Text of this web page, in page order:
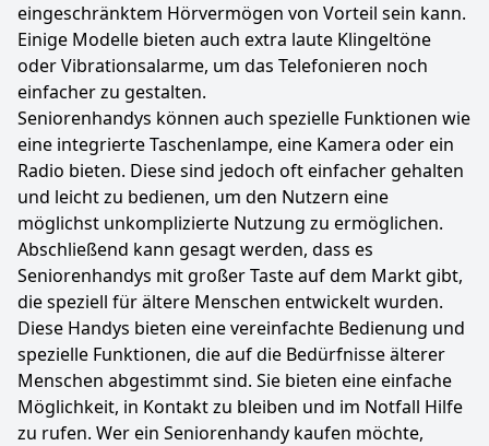
eingeschränktem Hörvermögen von Vorteil sein kann.
Einige Modelle bieten auch extra laute Klingeltöne
oder Vibrationsalarme, um das Telefonieren noch
einfacher zu gestalten.
Seniorenhandys können auch spezielle Funktionen wie
eine integrierte Taschenlampe, eine Kamera oder ein
Radio bieten. Diese sind jedoch oft einfacher gehalten
und leicht zu bedienen, um den Nutzern eine
möglichst unkomplizierte Nutzung zu ermöglichen.
Abschließend kann gesagt werden, dass es
Seniorenhandys mit großer Taste auf dem Markt gibt,
die speziell für ältere Menschen entwickelt wurden.
Diese Handys bieten eine vereinfachte Bedienung und
spezielle Funktionen, die auf die Bedürfnisse älterer
Menschen abgestimmt sind. Sie bieten eine einfache
Möglichkeit, in Kontakt zu bleiben und im Notfall Hilfe
zu rufen. Wer ein Seniorenhandy kaufen möchte,